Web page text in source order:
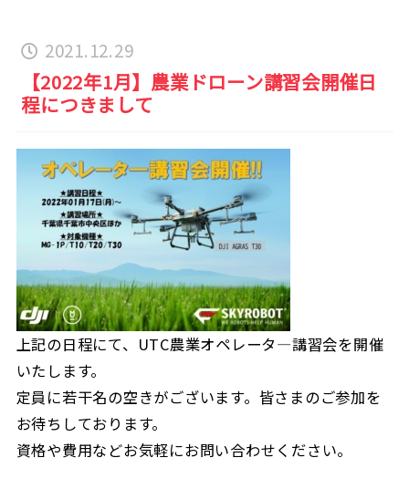
2021.12.29
【2022年1月】農業ドローン講習会開催日
程につきまして
上記の日程にて、UTC農業オペレータ―講習会を開催
いたします。
定員に若干名の空きがございます。皆さまのご参加を
お待ちしております。
資格や費用などお気軽にお問い合わせください。